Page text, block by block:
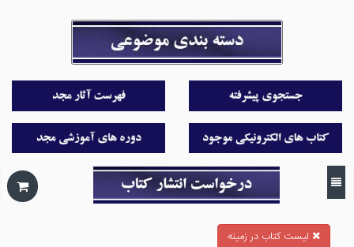
ليست كتاب در زمينه